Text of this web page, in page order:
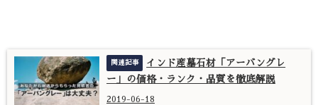
インド産墓石材「アーバングレ
ー」の価格・ランク・品質を徹底解説
2019-06-18